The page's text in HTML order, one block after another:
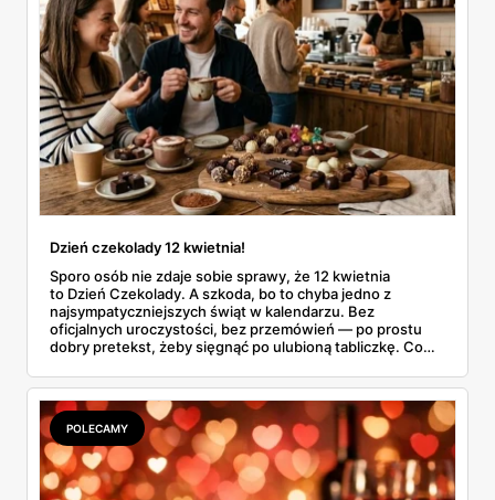
Dzień czekolady 12 kwietnia!
Sporo osób nie zdaje sobie sprawy, że 12 kwietnia
to Dzień Czekolady. A szkoda, bo to chyba jedno z
najsympatyczniejszych świąt w kalendarzu. Bez
oficjalnych uroczystości, bez przemówień — po prostu
dobry pretekst, żeby sięgnąć po ulubioną tabliczkę. Co
i szuka czegoś ciekawszego niż standardowa czekolada z
kiosku. No i trudno się dziwić.
POLECAMY